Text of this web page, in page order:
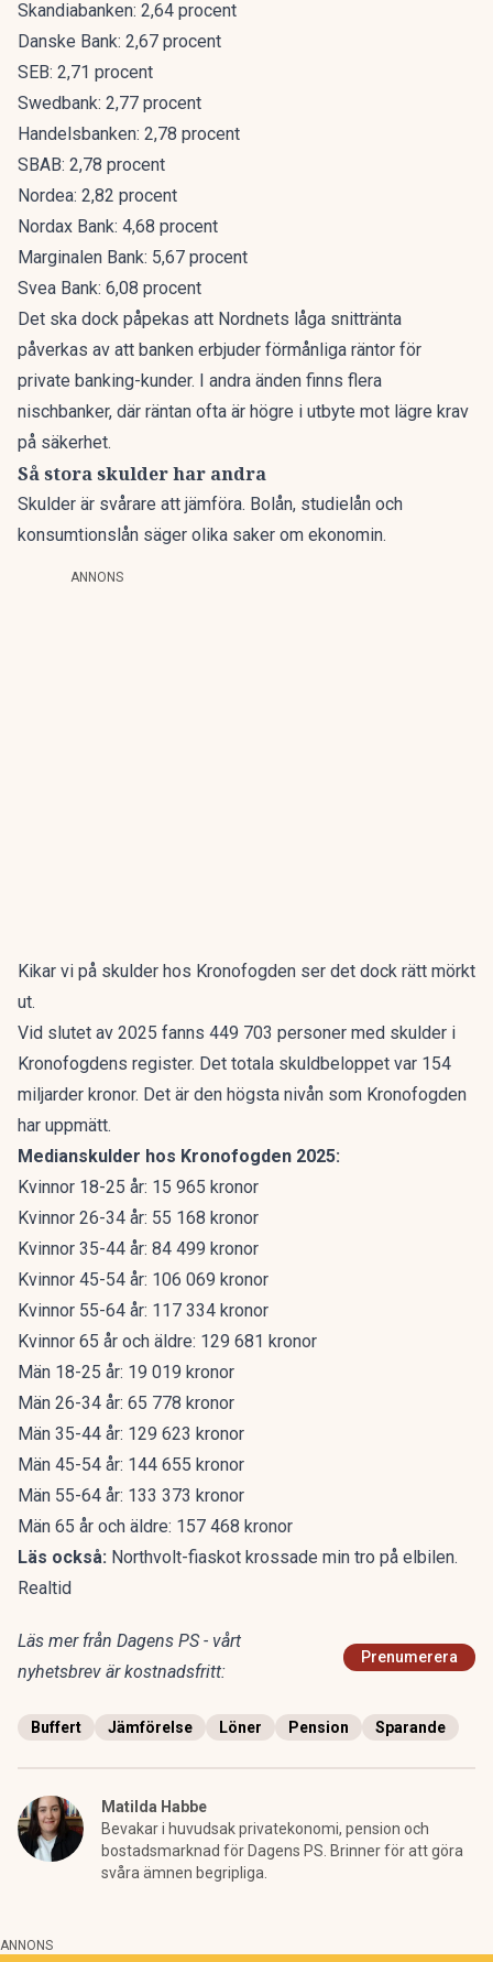
Skandiabanken: 2,64 procent
Danske Bank: 2,67 procent
SEB: 2,71 procent
Swedbank: 2,77 procent
Handelsbanken: 2,78 procent
SBAB: 2,78 procent
Nordea: 2,82 procent
Nordax Bank: 4,68 procent
Marginalen Bank: 5,67 procent
Svea Bank: 6,08 procent
Det ska dock påpekas att Nordnets låga snittränta
påverkas av att banken erbjuder förmånliga räntor för
private banking-kunder. I andra änden finns flera
nischbanker, där räntan ofta är högre i utbyte mot lägre krav
på säkerhet.
Så stora skulder har andra
Skulder är svårare att jämföra. Bolån, studielån och
konsumtionslån säger olika saker om ekonomin.
ANNONS
Kikar vi på skulder hos Kronofogden ser det dock rätt mörkt
ut.
Vid slutet av 2025 fanns 449 703 personer med skulder i
Kronofogdens register. Det totala skuldbeloppet var 154
miljarder kronor. Det är den högsta nivån som Kronofogden
har uppmätt.
Medianskulder hos Kronofogden 2025:
Kvinnor 18-25 år: 15 965 kronor
Kvinnor 26-34 år: 55 168 kronor
Kvinnor 35-44 år: 84 499 kronor
Kvinnor 45-54 år: 106 069 kronor
Kvinnor 55-64 år: 117 334 kronor
Kvinnor 65 år och äldre: 129 681 kronor
Män 18-25 år: 19 019 kronor
Män 26-34 år: 65 778 kronor
Män 35-44 år: 129 623 kronor
Män 45-54 år: 144 655 kronor
Män 55-64 år: 133 373 kronor
Män 65 år och äldre: 157 468 kronor
Läs också: Northvolt-fiaskot krossade min tro på elbilen.
Realtid
Läs mer från Dagens PS - vårt
nyhetsbrev är kostnadsfritt:
Prenumerera
Buffert Jämförelse Löner Pension Sparande
Matilda Habbe
Bevakar i huvudsak privatekonomi, pension och
bostadsmarknad för Dagens PS. Brinner för att göra
svåra ämnen begripliga.
ANNONS